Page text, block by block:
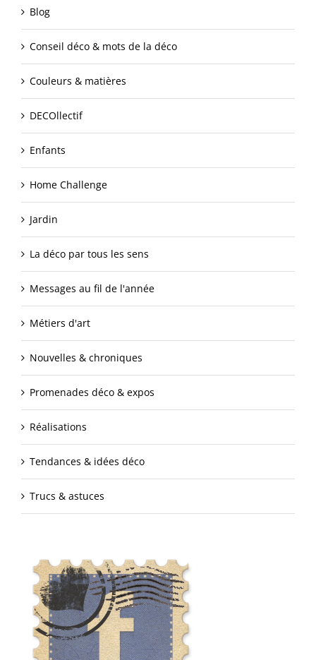
Blog
Conseil déco & mots de la déco
Couleurs & matières
DECOllectif
Enfants
Home Challenge
Jardin
La déco par tous les sens
Messages au fil de l'année
Métiers d'art
Nouvelles & chroniques
Promenades déco & expos
Réalisations
Tendances & idées déco
Trucs & astuces